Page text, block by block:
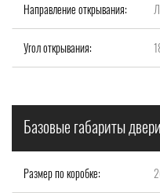
Направление открывания:
Угол открывания:
Базовые габариты
Размер по коробке: